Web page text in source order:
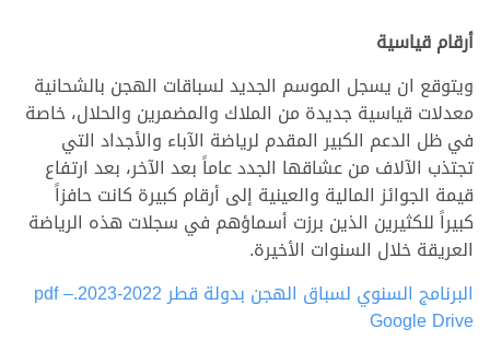
أرقام قياسية
ويتوقع ان يسجل الموسم الجديد لسباقات الهجن بالشحانية
معدلات قياسية جديدة من الملاك والمضمرين والحلال، خاصة
في ظل الدعم الكبير المقدم لرياضة الآباء والأجداد التي
تجتذب الآلاف من عشاقها الجدد عاماً بعد الآخر، بعد ارتفاع
قيمة الجوائز المالية والعينية إلى أرقام كبيرة كانت حافزاً
كبيراً للكثيرين الذين برزت أسماؤهم في سجلات هذه الرياضة
العريقة خلال السنوات الأخيرة.
البرنامج السنوي لسباق الهجن بدولة قطر 2022-2023.pdf –
Google Drive